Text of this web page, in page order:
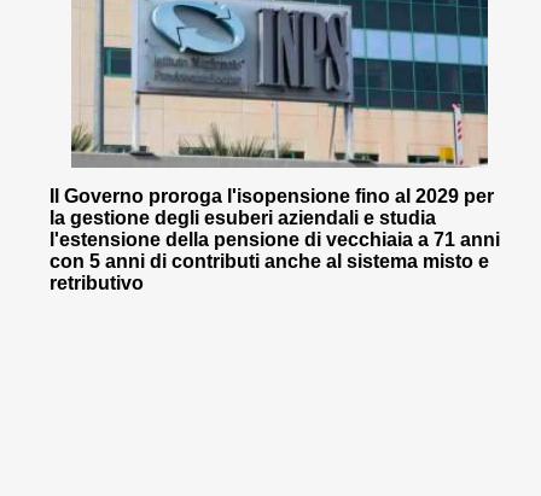
Il Governo proroga l'isopensione fino al 2029 per
la gestione degli esuberi aziendali e studia
l'estensione della pensione di vecchiaia a 71 anni
con 5 anni di contributi anche al sistema misto e
retributivo